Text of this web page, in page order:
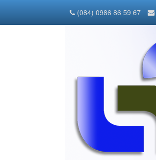
(084) 0986 86 59 67